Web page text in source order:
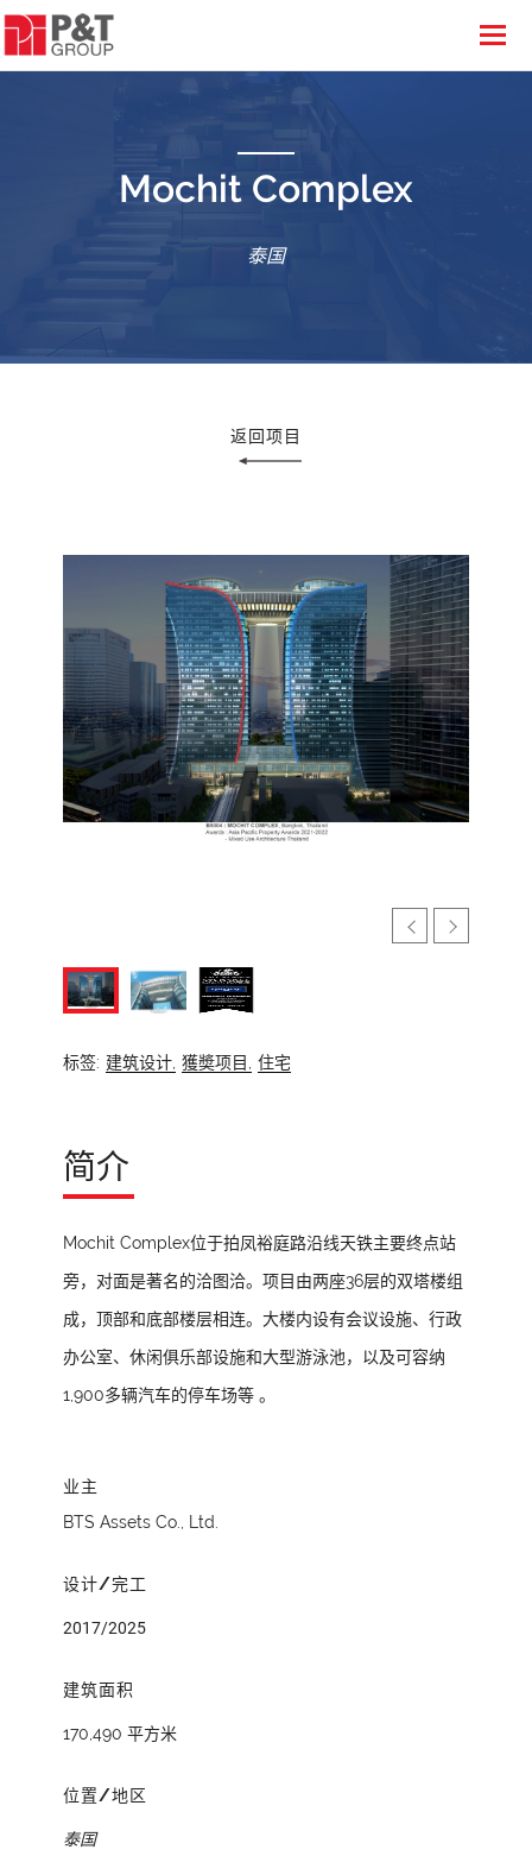
Mochit Complex
泰国
返回项目
标签: 建筑设计, 獲奬项目, 住宅
简介
Mochit Complex位于拍凤裕庭路沿线天铁主要终点站
旁，对面是著名的洽图洽。项目由两座36层的双塔楼组
成，顶部和底部楼层相连。大楼内设有会议设施、行政
办公室、休闲俱乐部设施和大型游泳池，以及可容纳
1,900多辆汽车的停车场等 。
业主
BTS Assets Co., Ltd.
设计/完工
2017/2025
建筑面积
170,490 平方米
位置/地区
泰国